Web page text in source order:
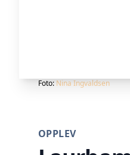
Foto: Nina Ingvaldsen
OPPLEV